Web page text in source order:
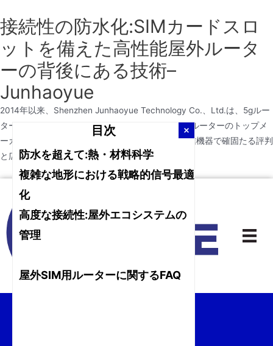
接続性の防水化:SIMカードスロ
ットを備えた高性能屋外ルータ
ーの背後にある技術–
Junhaoyue
2014年以来、Shenzhen Junhaoyue Technology Co.、Ltd.は、5gルー
ター、ルーターwifiワイヤレス、4gルーター、wifiルーターのトップメ
ーカーおよびサプライヤーです。ネットワーク通信機器で確固たる評判
と広範な知識を築いてきました。
ン
ツ
キ
目次
防水を超えて:熱・材料科学
複雑な地形における戦略的信号最適
化
高度な接続性:屋外エコシステムの
管理
屋外SIM用ルーターに関するFAQ